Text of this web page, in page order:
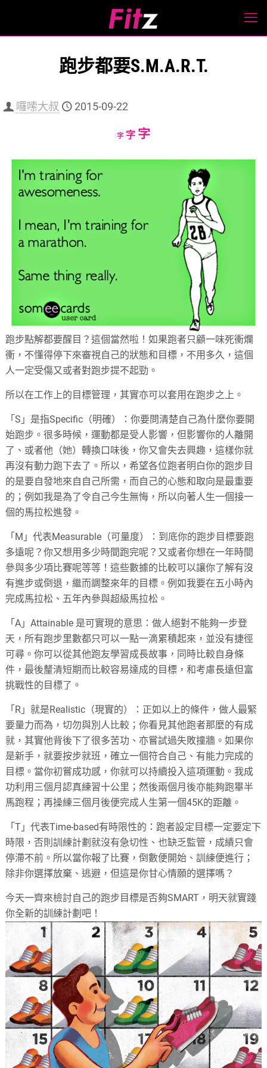
跑步都要S.M.A.R.T.
囉嗦大叔 2015-09-22
字Decrease
字Reset
size.
字Increase
size.
跑步點解都要醒目？這個當然啦！如果跑者只顧一味死衝爛
衝，不懂得停下來審視自己的狀態和目標，不用多久，這個
人一定受傷又或者對跑步提不起勁。
所以在工作上的目標管理，其實亦可以套用在跑步之上。
「S」是指Specific（明確）：你要問清楚自己為什麼你要開
始跑步。很多時候，運動都是受人影響，但影響你的人離開
了、或者他（她）轉換口味後，你又會失去興趣，這樣你就
再沒有動力跑下去了。所以，希望各位跑者明白你的跑步目
的是要自發地來自自己所需，而自己的心態和取向是最重要
的；例如我是為了令自己今生無悔，所以向著人生一個接一
個的馬拉松進發。
「M」代表Measurable（可量度）：到底你的跑步目標要跑
多遠呢？你又想用多少時間跑完呢？又或者你想在一年時間
參與多少項比賽呢等等！這些數據的比較可以讓你了解有沒
有進步或倒退，繼而調整來年的目標。例如我要在五小時內
完成馬拉松、五年內參與超級馬拉松。
「A」Attainable 是可實現的意思：做人絕對不能夠一步登
天，所有跑步里數都只可以一點一滴累積起來，並没有捷徑
可尋。你可以從其他跑友學習成長故事，同時比較自身條
件，最後釐清短期而比較容易達成的目標，和考慮長遠但富
挑戰性的目標了。
「R」就是Realistic（現實的）：正如以上的條件，做人最緊
要量力而為，切勿與別人比較；你看見其他跑者那麼的有成
就，其實他背後下了很多苦功、亦嘗試過失敗撞牆。如果你
是新手，就要按步就班，確立一個符合自己、有能力完成的
目標。當你初嘗成功感，你就可以持續投入這項運動。我成
功利用三個月認真練習十公里；然後兩個月後亦能夠跑畢半
馬跑程；再操練三個月後便完成人生第一個45K的距離。
「T」代表Time-based有時限性的：跑者設定目標一定要定下
時限，否則訓練計劃就沒有急切性、也缺乏監管，成績只會
停滯不前。所以當你報了比賽，倒數便開始、訓練便進行；
除非你選擇放棄、逃避，但這是你甘心情願的選擇嗎？
今天一齊來檢討自己的跑步目標是否夠SMART，明天就實踐
你全新的訓練計劃吧！